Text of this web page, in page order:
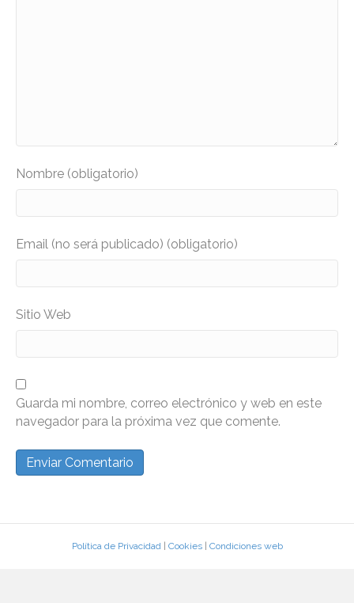
Nombre (obligatorio)
Email (no será publicado) (obligatorio)
Sitio Web
Guarda mi nombre, correo electrónico y web en este
navegador para la próxima vez que comente.
Política de Privacidad| Cookies| Condiciones web